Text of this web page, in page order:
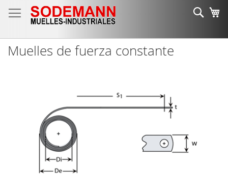
al
contenido
Muelles de fuerza constante